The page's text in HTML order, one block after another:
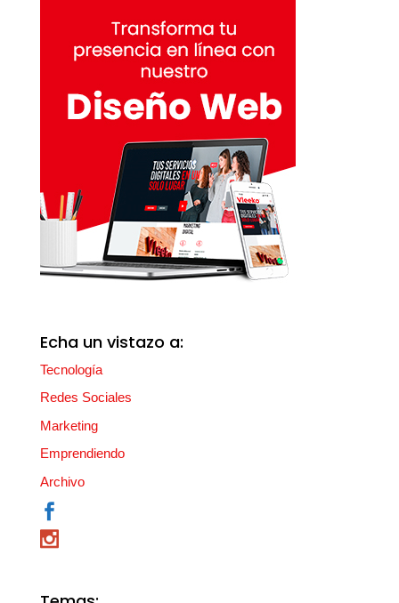
Echa un vistazo a:
Tecnología
Redes Sociales
Marketing
Emprendiendo
Archivo